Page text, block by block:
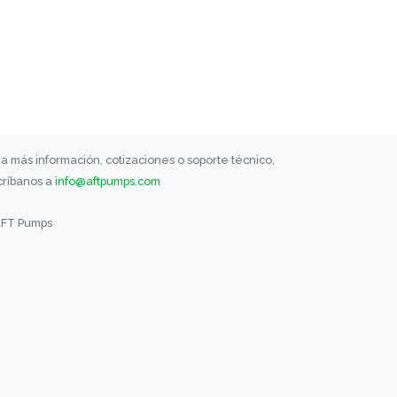
más información, cotizaciones o soporte técnico,
a info@aftpumps.com
Pumps